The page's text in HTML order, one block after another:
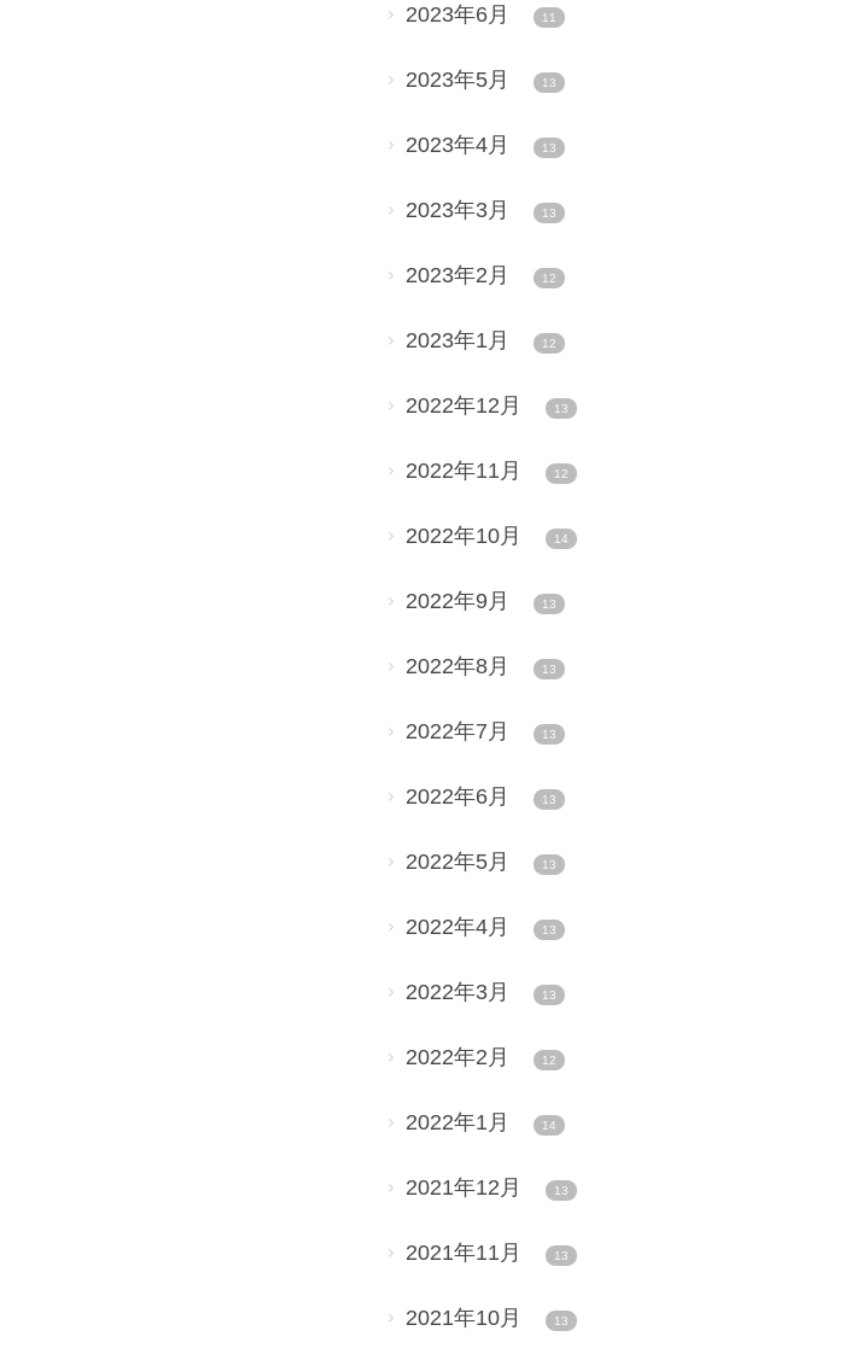
2023年6月 11
2023年5月 13
2023年4月 13
2023年3月 13
2023年2月 12
2023年1月 12
2022年12月 13
2022年11月 12
2022年10月 14
2022年9月 13
2022年8月 13
2022年7月 13
2022年6月 13
2022年5月 13
2022年4月 13
2022年3月 13
2022年2月 12
2022年1月 14
2021年12月 13
2021年11月 13
2021年10月 13